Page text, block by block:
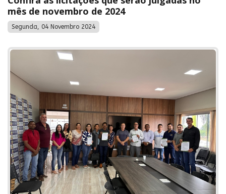
mês de novembro de 2024
Segunda, 04 Novembro 2024